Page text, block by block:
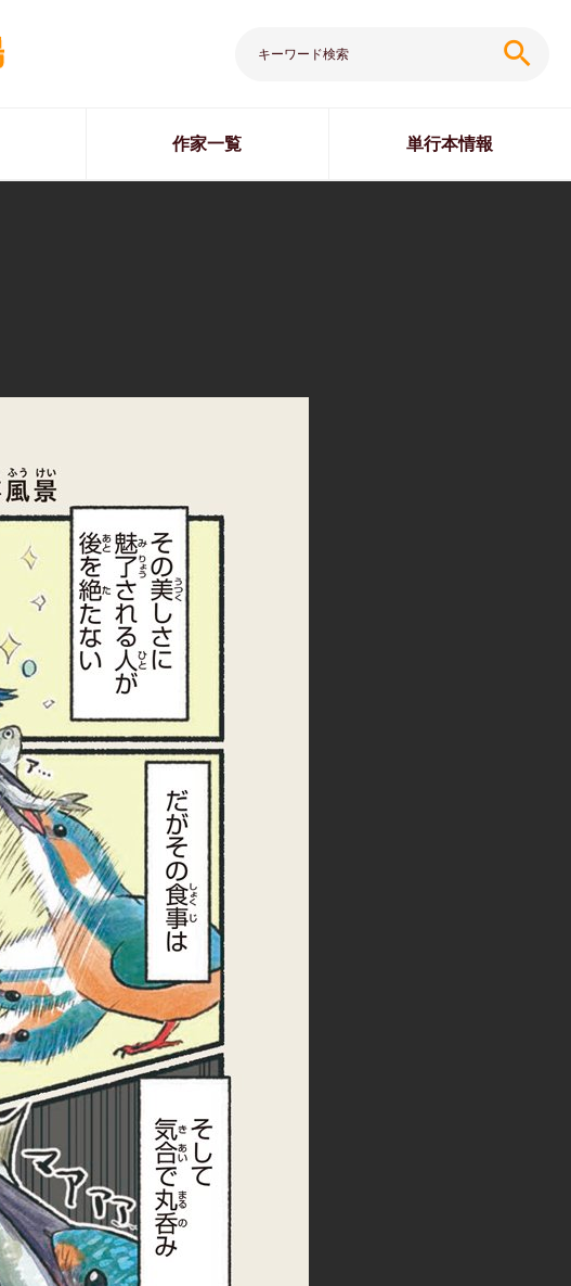
search
作家一覧 単行本情報